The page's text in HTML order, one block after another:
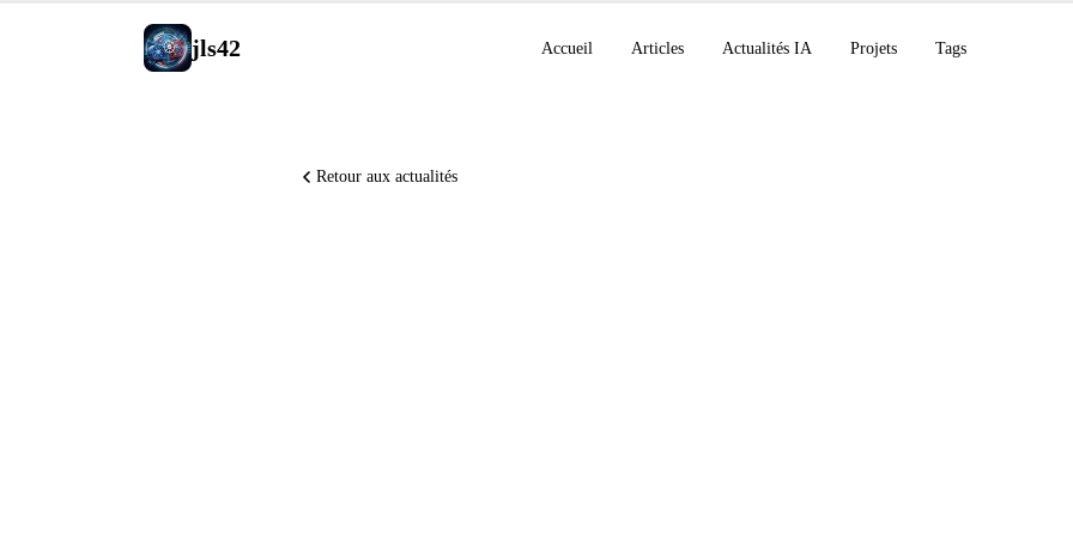
jls42 Accueil Articles Actualités IA Projets Tags
Retour aux actualités